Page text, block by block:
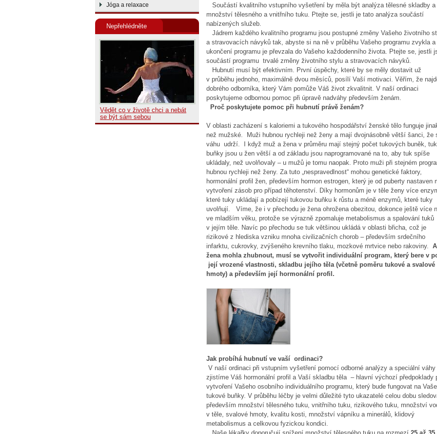
Jóga a relaxace
Nepřehlédněte
Vědět co v životě chci a nebát
se být sám sebou
Součástí kvalitního vstupního vyšetření by měla být analýza tělesné skladby a
množství tělesného a vnitřního tuku. Ptejte se, jestli je tato analýza součástí
nabízených služeb.
Jádrem každého kvalitního programu jsou postupné změny Vašeho životního
a stravovacích návyků tak, abyste si na ně v průběhu Vašeho programu zvykla a
ukončení programu je převzala do Vašeho každodenního života. Ptejte se, jestli
součástí programu trvalé změny životního stylu a stravovacích návyků.
Hubnutí musí být efektivním. První úspěchy, které by se měly dostavit už
v průběhu jednoho, maximálně dvou měsíců, posílí Vaší motivaci. Věřím, že
dobrého odborníka, který Vám pomůže Váš život zkvalitnit. V naší ordinaci
poskytujeme odbornou pomoc při úpravě nadváhy především ženám.
Proč poskytujete pomoc při hubnutí právě ženám?
V oblasti zacházení s kaloriemi a tukového hospodářství ženské tělo funguje
než mužské. Muži hubnou rychleji než ženy a mají dvojnásobně větší šanci, že
váhu udrží. I když muž a žena v průměru mají stejný počet tukových buněk,
buňky jsou u žen větší a od základu jsou naprogramované na to, aby tuk spíše
ukládaly, než uvolňovaly – u mužů je tomu naopak. Proto muži při stejném
hubnou rychleji než ženy. Za tuto „nespravedlnost“ mohou genetické faktory,
hormonální profil žen, především hormon estrogen, který je od puberty nastaven
vytvoření zásob pro případ těhotenství. Díky hormonům je v těle ženy více
které tuky ukládají a pobízejí tukovou buňku k růstu a méně enzymů, které tuky
uvolňují. Víme, že i v přechodu je žena ohrožena obezitou, dokonce ještě více
ve mladším věku, protože se výrazně zpomaluje metabolismus a spalování tuků
v jejím těle. Navíc po přechodu se tuk většinou ukládá v oblasti břicha, což je
rizikové z hlediska vzniku mnoha civilizačních chorob – především srdečního
infarktu, cukrovky, zvýšeného krevního tlaku, mozkové mrtvice nebo rakoviny.
žena mohla zhubnout, musí se vytvořit individuální program, který bere v
její vrozené vlastnosti, skladbu jejího těla (včetně poměru tukové a svalové
hmoty) a především její hormonální profil.
Jak probíhá hubnutí ve vaší ordinaci?
V naší ordinaci při vstupním vyšetření pomocí odborné analýzy a speciální váhy
zjistíme Váš hormonální profil a Vaší skladbu těla – hlavní výchozí předpoklady
vytvoření Vašeho osobního individuálního programu, který bude fungovat na Vaše
tukové buňky. V průběhu léčby je velmi důležité tyto ukazatelé celou dobu
především množství tělesného tuku, vnitřního tuku, rizikového tuku, množství
v těle, svalové hmoty, kvalitu kosti, množství vápníku a minerálů, klidový
metabolismus a celkovou fyzickou kondici.